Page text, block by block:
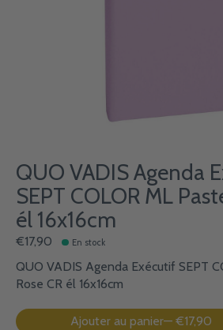
QUO VADIS Agenda
SEPT COLOR ML
él 16x16cm
€17,90 En stock
QUO VADIS Agenda Exécutif SEPT
Rose CR él 16x16cm
Ajouter au panier — €17,90